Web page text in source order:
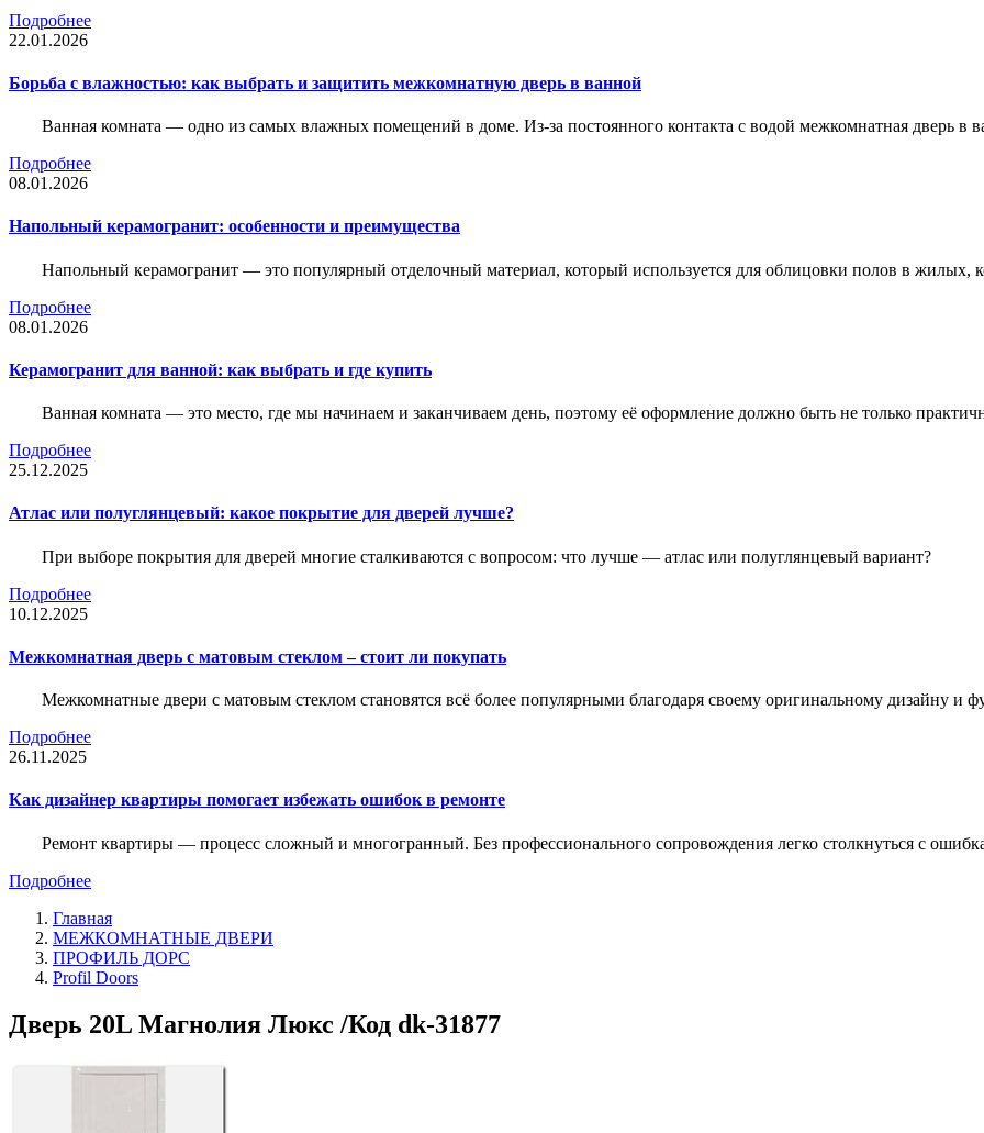
Подробнее
22.01.2026
Борьба с влажностью: как выбрать и защитить межкомнатную дверь в ванной
Ванная комната — одно из самых влажных помещений в доме. Из-за постоянного контакта с водой межкомнатная дверь в
Подробнее
08.01.2026
Напольный керамогранит: особенности и преимущества
Напольный керамогранит — это популярный отделочный материал, который используется для облицовки полов в
Подробнее
08.01.2026
Керамогранит для ванной: как выбрать и где купить
Ванная комната — это место, где мы начинаем и заканчиваем день, поэтому её оформление должно быть не только
Подробнее
25.12.2025
Атлас или полуглянцевый: какое покрытие для дверей лучше?
При выборе покрытия для дверей многие сталкиваются с вопросом: что лучше — атлас или полуглянцевый вариант?
Подробнее
10.12.2025
Межкомнатная дверь с матовым стеклом – стоит ли покупать
Межкомнатные двери с матовым стеклом становятся всё более популярными благодаря своему оригинальному дизайну и
Подробнее
26.11.2025
Как дизайнер квартиры помогает избежать ошибок в ремонте
Ремонт квартиры — процесс сложный и многогранный. Без профессионального сопровождения легко столкнуться с
Подробнее
Главная
МЕЖКОМНАТНЫЕ ДВЕРИ
ПРОФИЛЬ ДОРС
Profil Doors
Дверь 20L Магнолия Люкс /Код dk-31877